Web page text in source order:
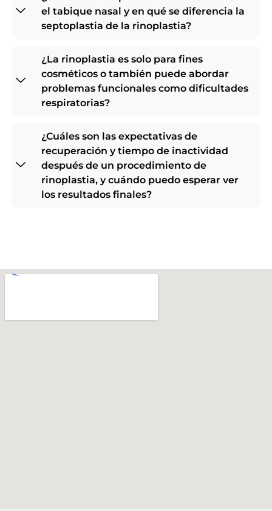
el tabique nasal y en qué se diferencia la
septoplastia de la rinoplastia?
¿La rinoplastia es solo para fines
cosméticos o también puede abordar
problemas funcionales como dificultades
respiratorias?
¿Cuáles son las expectativas de
recuperación y tiempo de inactividad
después de un procedimiento de
rinoplastia, y cuándo puedo esperar ver
los resultados finales?